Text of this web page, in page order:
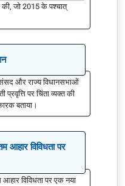
की, जो 2015 के पश्चात्
और राज्य विधानसभाओं
पर चिंता व्यक्त की
बताया।
आहार विविधता पर
आहार विविधता पर एक नया